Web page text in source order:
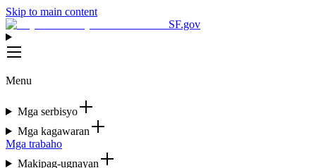
Skip to main content
SF.gov
Menu
Mga serbisyo
Mga kagawaran
Mga trabaho
Makipag-ugnayan